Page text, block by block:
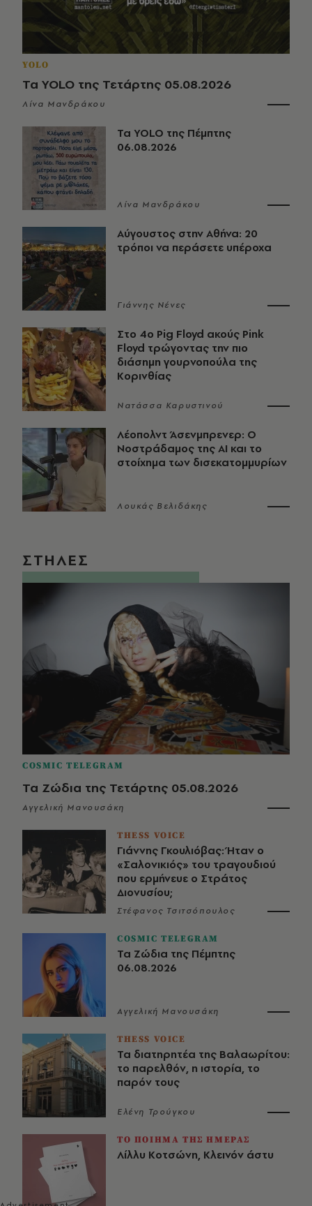
YOLO
Τα YOLO της Τετάρτης 05.08.2026
Λίνα Μανδράκου
Τα YOLO της Πέμπτης
06.08.2026
Λίνα Μανδράκου
Αύγουστος στην Αθήνα: 20
τρόποι να περάσετε υπέροχα
Γιάννης Νένες
Στο 4ο Pig Floyd ακούς Pink
Floyd τρώγοντας την πιο
διάσημη γουρνοπούλα της
Κορινθίας
Νατάσσα Καρυστινού
Λέοπολντ Άσενμπρενερ: Ο
Νοστράδαμος της AI και το
στοίχημα των δισεκατομμυρίων
Λουκάς Βελιδάκης
ΣΤΗΛΕΣ
COSMIC TELEGRAM
Τα Ζώδια της Τετάρτης 05.08.2026
Αγγελική Μανουσάκη
THESS VOICE
Γιάννης Γκουλιόβας: Ήταν ο
«Σαλονικιός» του τραγουδιού
που ερμήνευε ο Στράτος
Διονυσίου;
Στέφανος Τσιτσόπουλος
COSMIC TELEGRAM
Τα Ζώδια της Πέμπτης
06.08.2026
Αγγελική Μανουσάκη
THESS VOICE
Τα διατηρητέα της Βαλαωρίτου:
το παρελθόν, η ιστορία, το
παρόν τους
Ελένη Τρούγκου
ΤΟ ΠΟΙΗΜΑ ΤΗΣ ΗΜΕΡΑΣ
Λίλλυ Κοτσώνη, Κλεινόν άστυ